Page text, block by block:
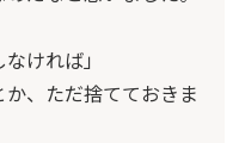
ければ」
か、ただ捨てておきま